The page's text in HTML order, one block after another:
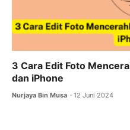
3 Cara Edit Foto
dan iPhone
Nurjaya Bin Musa 12 Juni 2024